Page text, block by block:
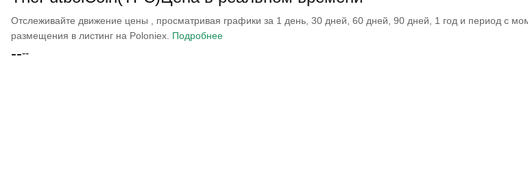
Отслеживайте движение цены , просматривая графики за 1 день, 30 дней, 60 дней, 90 дней, 1 год и период с
размещения в листинг на Poloniex. Подробнее
----